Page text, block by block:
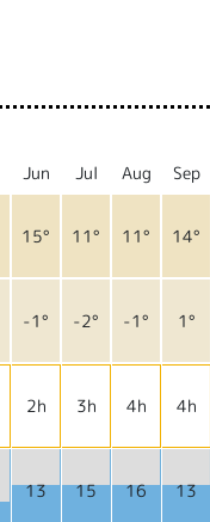
Jun Jul Aug Sep
15° 11° 11° 14°
-1° -2° -1° 1°
2h 3h 4h 4h
13 15 16 13